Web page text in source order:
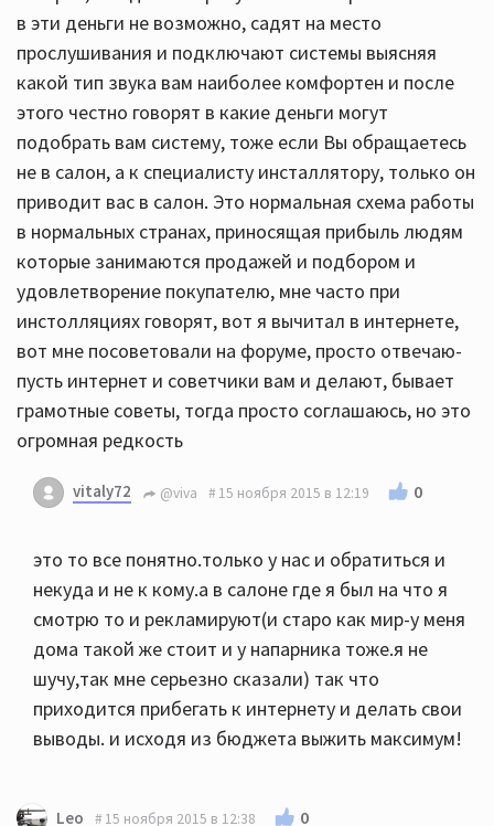
в эти деньги не возможно, садят на место
прослушивания и подключают системы выясняя
какой тип звука вам наиболее комфортен и после
этого честно говорят в какие деньги могут
подобрать вам систему, тоже если Вы обращаетесь
не в салон, а к специалисту инсталлятору, только он
приводит вас в салон. Это нормальная схема работы
в нормальных странах, приносящая прибыль людям
которые занимаются продажей и подбором и
удовлетворение покупателю, мне часто при
инстолляциях говорят, вот я вычитал в интернете,
вот мне посоветовали на форуме, просто отвечаю-
пусть интернет и советчики вам и делают, бывает
грамотные советы, тогда просто соглашаюсь, но это
огромная редкость
vitaly72 @viva 15 ноября 2015 в 12:19 0
это то все понятно.только у нас и обратиться и
некуда и не к кому.а в салоне где я был на что я
смотрю то и рекламируют(и старо как мир-у меня
дома такой же стоит и у напарника тоже.я не
шучу,так мне серьезно сказали) так что
приходится прибегать к интернету и делать свои
выводы. и исходя из бюджета выжить максимум!
Leo 15 ноября 2015 в 12:38 0